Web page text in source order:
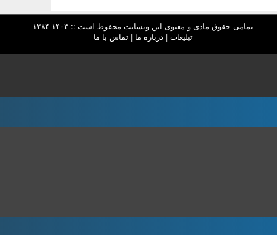
تمامی حقوق مادی و معنوی این وبسایت محفوظ است :: ۱۴۰۳-۱۳۸۴
تبلیغات | درباره ما |تماس با ما